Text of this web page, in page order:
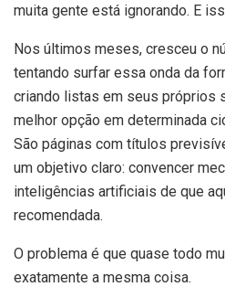
muita gente está ignorando. E
Nos últimos meses, cresceu o
tentando surfar essa onda da
criando listas em seus próprios
melhor opção em determinada
São páginas com títulos
um objetivo claro: convencer
inteligências artificiais de que
recomendada.
O problema é que quase todo
exatamente a mesma coisa.